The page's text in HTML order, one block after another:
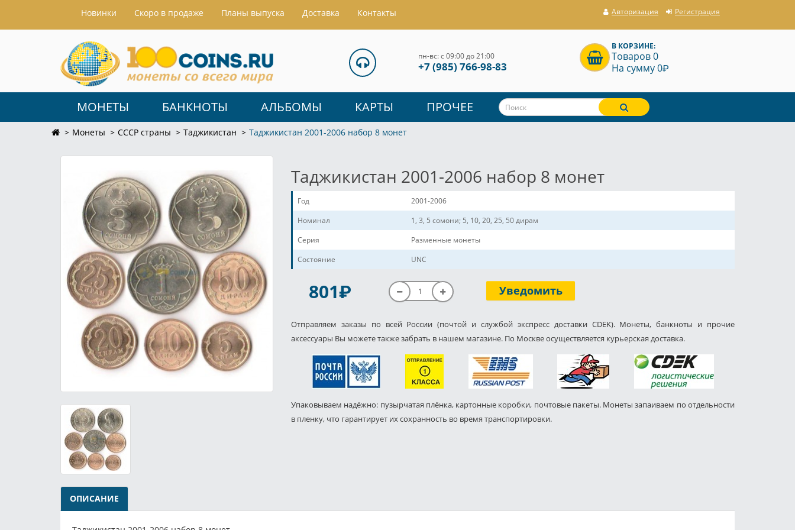
Hовинки Скоро в продаже Планы выпуска Доставка Контакты Авторизация Регистрация
пн-вс: с 09:00 до 21:00
+7 (985) 766-98-83
В КОРЗИНЕ:
Товаров 0
На сумму 0P
МОНЕТЫ БАНКНОТЫ АЛЬБОМЫ КАРТЫ ПРОЧЕЕ
Монеты СССР страны Таджикистан Таджикистан 2001-2006 набор 8 монет
Таджикистан 2001-2006 набор 8 монет
Год
2001-2006
Номинал
1, 3, 5 сомони; 5, 10, 20, 25, 50 дирам
Серия
Разменные монеты
Состояние
UNC
801P Уведомить
Отправляем заказы по всей России (почтой и службой экспресс доставки CDEK). Монеты, банкноты и прочие
аксессуары Вы можете также забрать в нашем магазине. По Москве осуществляется курьерская доставка.
Упаковываем надёжно: пузырчатая плёнка, картонные коробки, почтовые пакеты. Монеты запаиваем по отдельности
в пленку, что гарантирует их сохранность во время транспортировки.
ОПИСАНИЕ